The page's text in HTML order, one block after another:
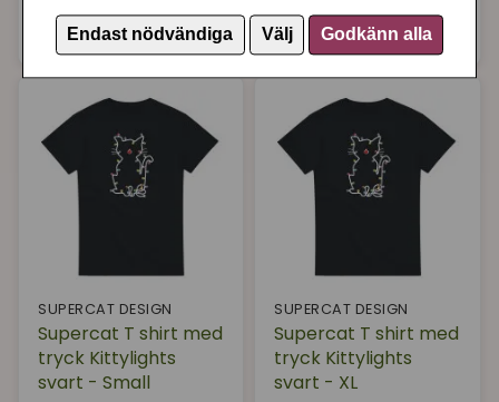
Endast nödvändiga Välj Godkänn alla
299 kr Bevaka 299 kr Bevaka
SUPERCAT DESIGN
Supercat T shirt med
tryck Kittylights
svart - Small
SUPERCAT DESIGN
Supercat T shirt med
tryck Kittylights
svart - XL